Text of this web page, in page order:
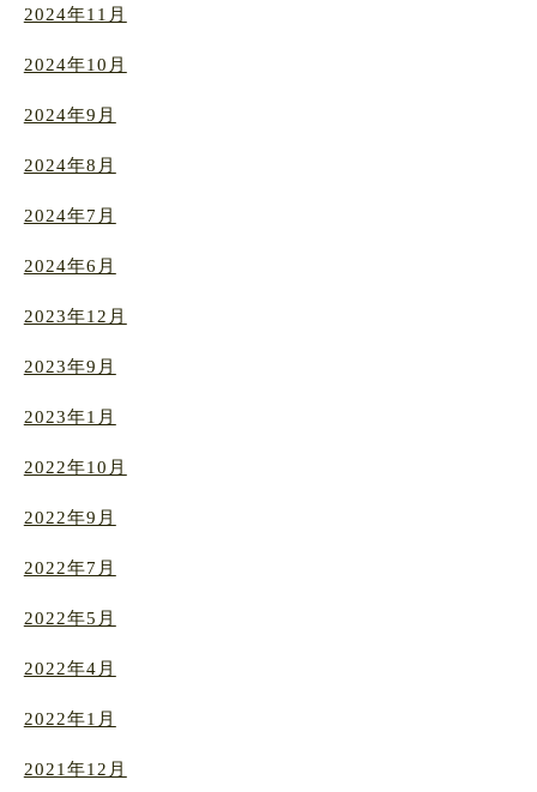
2024年11月
2024年10月
2024年9月
2024年8月
2024年7月
2024年6月
2023年12月
2023年9月
2023年1月
2022年10月
2022年9月
2022年7月
2022年5月
2022年4月
2022年1月
2021年12月